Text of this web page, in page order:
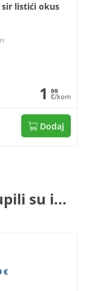
sir listići okus
1 99
€/kom
Dodaj
su i...
€